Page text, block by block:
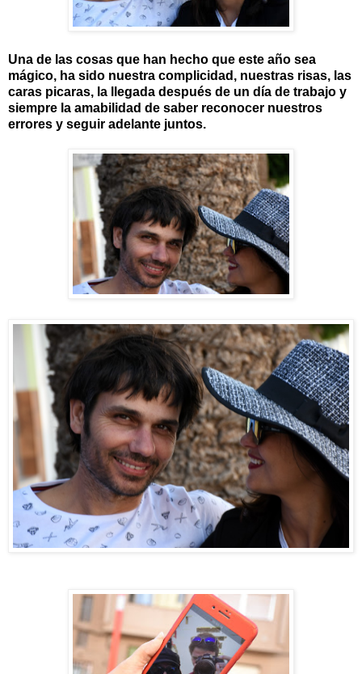
Una de las cosas que han hecho que este año sea
mágico, ha sido nuestra complicidad, nuestras risas, las
caras picaras, la llegada después de un día de trabajo y
siempre la amabilidad de saber reconocer nuestros
errores y seguir adelante juntos.